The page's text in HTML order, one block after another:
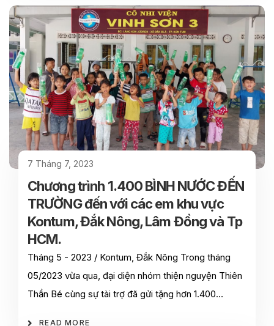
7 Tháng 7, 2023
Chương trình 1.400 BÌNH NƯỚC ĐẾN
TRƯỜNG đến với các em khu vực
Kontum, Đắk Nông, Lâm Đồng và Tp
HCM.
Tháng 5 - 2023 / Kontum, Đắk Nông Trong tháng
05/2023 vừa qua, đại diện nhóm thiện nguyện Thiên
Thần Bé cùng sự tài trợ đã gửi tặng hơn 1.400…
READ MORE